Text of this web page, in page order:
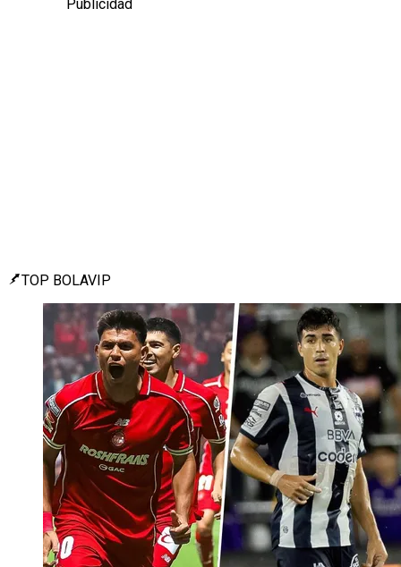
Publicidad
TOP BOLAVIP